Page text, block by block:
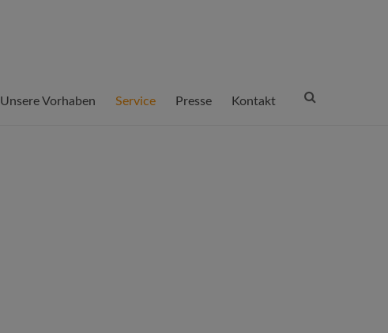
Unsere Vorhaben Service Presse Kontakt